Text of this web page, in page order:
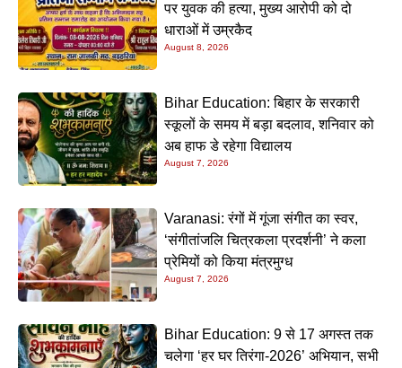
पर युवक की हत्या, मुख्य आरोपी को दो
धाराओं में उम्रकैद
August 8, 2026
Bihar Education: बिहार के सरकारी
स्कूलों के समय में बड़ा बदलाव, शनिवार को
अब हाफ डे रहेगा विद्यालय
August 7, 2026
Varanasi: रंगों में गूंजा संगीत का स्वर,
‘संगीतांजलि चित्रकला प्रदर्शनी’ ने कला
प्रेमियों को किया मंत्रमुग्ध
August 7, 2026
Bihar Education: 9 से 17 अगस्त तक
चलेगा ‘हर घर तिरंगा-2026’ अभियान, सभी